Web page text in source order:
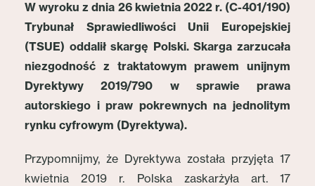
W wyroku z dnia 26 kwietnia 2022 r. (C-401/190)
Trybunał Sprawiedliwości Unii Europejskiej
(TSUE) oddalił skargę Polski. Skarga zarzucała
niezgodność z traktatowym prawem unijnym
Dyrektywy 2019/790 w sprawie prawa
autorskiego i praw pokrewnych na jednolitym
rynku cyfrowym (Dyrektywa).
Przypomnijmy, że Dyrektywa została przyjęta 17
kwietnia 2019 r. Polska zaskarżyła art. 17